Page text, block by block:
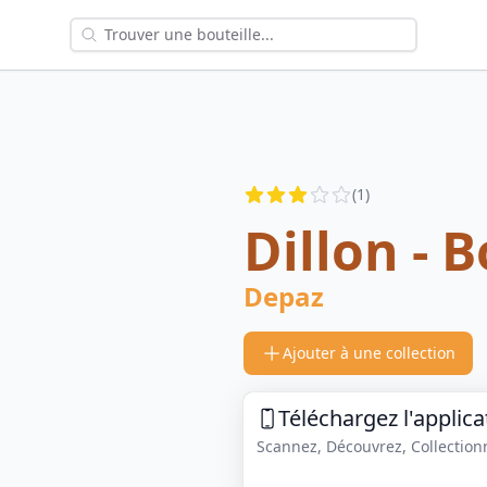
Reviews (1)
Dillon -
Depaz
Ajouter à une collection
Téléchargez
Scannez, Découvrez,